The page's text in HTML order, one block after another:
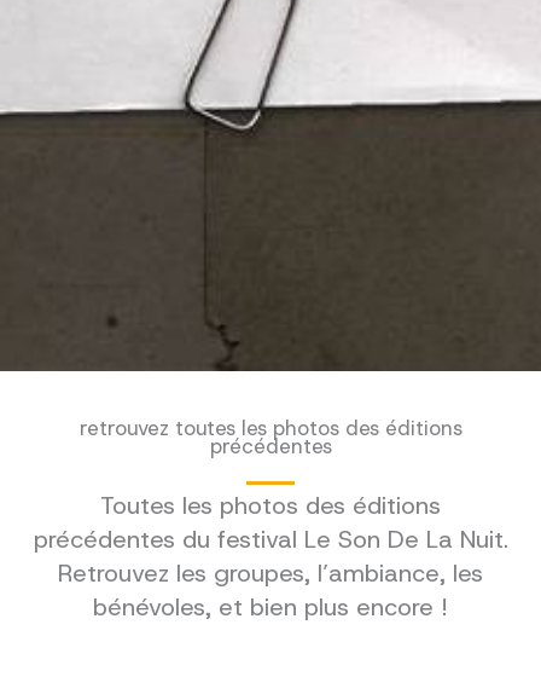
retrouvez toutes les photos des éditions
précédentes
Toutes les photos des éditions
précédentes du festival Le Son De La Nuit.
Retrouvez les groupes, l’ambiance, les
bénévoles, et bien plus encore !